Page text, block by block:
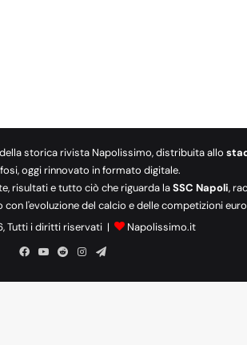
storica rivista Napolissimo, distribuita allo
oggi rinnovato in formato digitale.
risultati e tutto ciò che riguarda laSSC Napoli,
l'evoluzione del calcio e delle competizioni
Tutti i diritti riservati |
Napolissimo.it
Facebook
YouRedditInstagram
Telegram